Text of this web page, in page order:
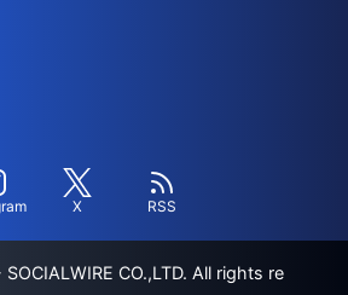
X RSS
CO.,LTD. All rights re